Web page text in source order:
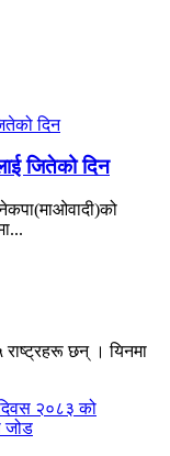
जितेको दिन
राष्ट्रहरू छन् । यिनमा